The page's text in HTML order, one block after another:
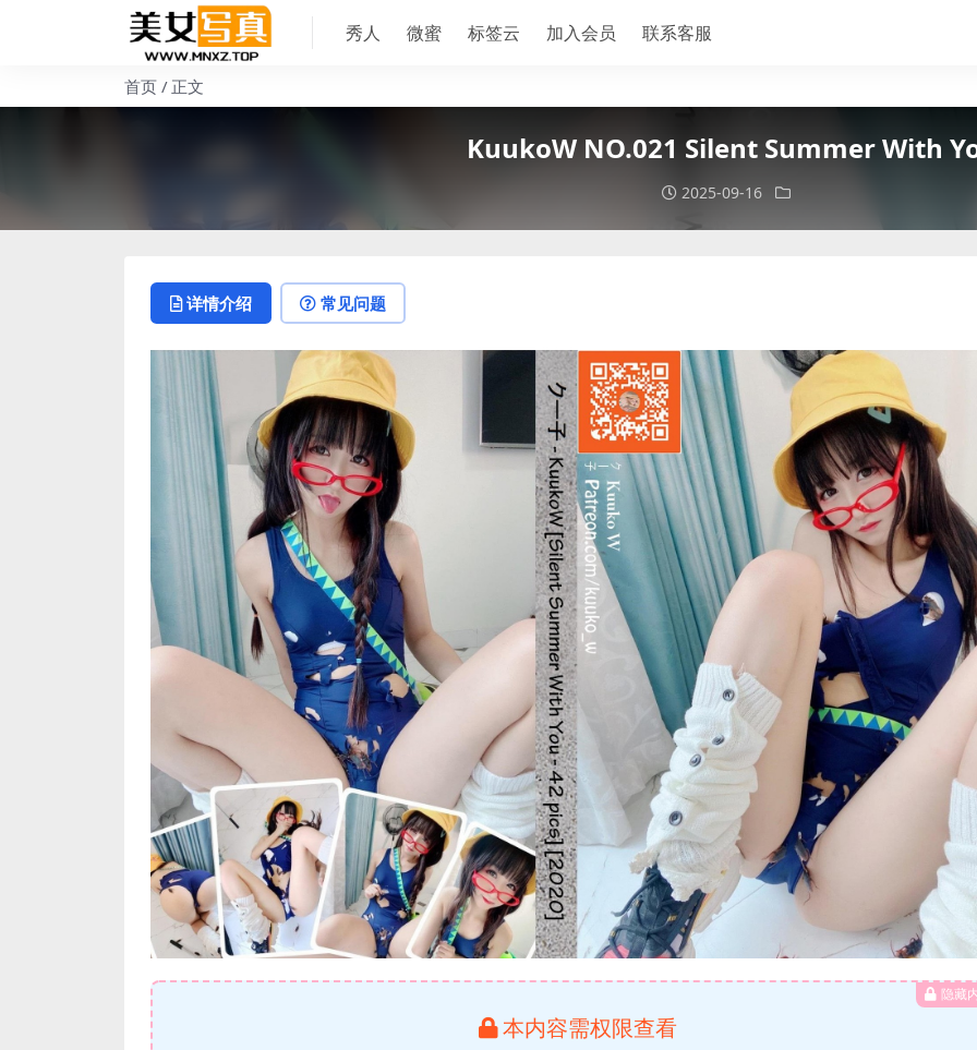
秀人 微蜜 标签云 加入会员 联系客服
首页 正文
KuukoW NO.021 Silent Summer With
2025-09-16
详情介绍 常见问题
隐藏
本内容需权限查看